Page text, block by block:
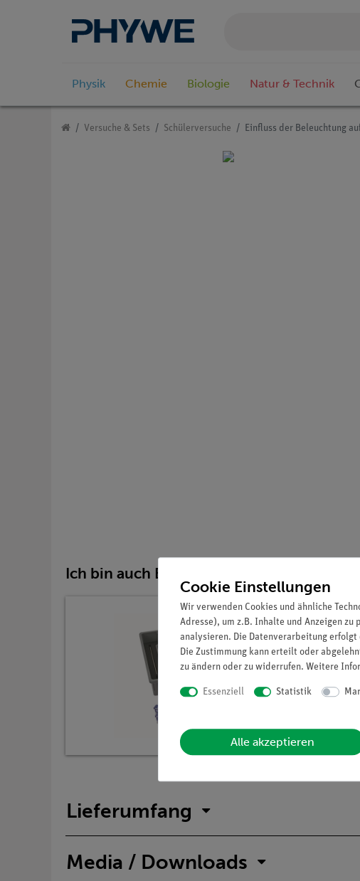
Physik Chemie Biologie Natur & Technik
Versuche & Sets Schülerversuche Einfluss der Beleuchtung
Ich bin auch Bestandteil von:
Lieferumfang
Media / Downloads
Cookie Einstellungen
Wir verwenden Cookies und ähnliche
Adresse), um z.B. Inhalte und Anzeigen
analysieren. Die Datenverarbeitung
Die Zustimmung kann erteilt oder
zu ändern oder zu widerrufen. Weitere
Essenziell Statistik
Alle akzeptieren